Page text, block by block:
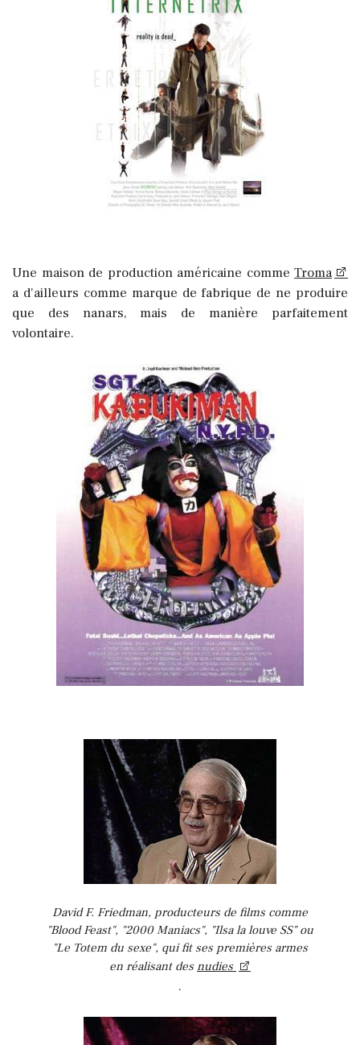
Une maison de production américaine comme Troma
a d'ailleurs comme marque de fabrique de ne produire
que des nanars, mais de manière parfaitement
volontaire.
David F. Friedman, producteurs de films comme
"Blood Feast", "2000 Maniacs", "Ilsa la louve SS" ou
"Le Totem du sexe", qui fit ses premières armes
en réalisant desnudies
.